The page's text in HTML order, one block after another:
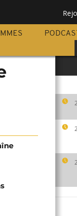
PODCAST